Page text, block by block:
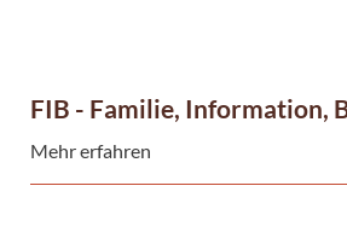
FIB - Familie, Information,
Mehr erfahren